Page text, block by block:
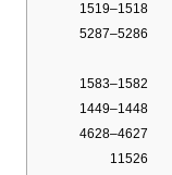
1518–1519
5286–5287
1582–1583
1448–1449
4627–4628
11526